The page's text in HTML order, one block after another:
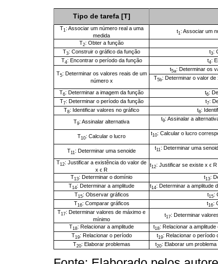
Tipo de tarefa [T]
T1: Associar um número real a uma
medida
t1: Associar um
T2: Obter a função
T3: Construir o gráfico da função t3:
T4: Encontrar o período da função t4:
T5: Determinar os valores reais de um
número x
t5a: Determinar os
T5b: Determinar o valor
T6: Determinar a imagem da função t6:
T7: Determinar o período da função t7:
T8: Identificar valores no gráfico t8:
T9: Assinalar alternativa t9: Assinalar a
T10: Calcular o lucro t10: Calcular o lucro
T11: Determinar uma senoide t11: Determinar uma
T12: Justificar a existência do valor de
x ϵ R
t12: Justificar se existe x ϵ
T13: Determinar o domínio t13:
T14: Determinar a amplitude t14: Determinar a amplitude
T15: Observar gráficos t15:
T16: Comparar gráficos t16:
T17: Determinar valores de máximo e
mínimo
t17: Determinar
T18: Relacionar a amplitude t18: Relacionar a
T19: Relacionar o período t19: Relacionar o período
T20: Elaborar problemas t20: Elaborar um